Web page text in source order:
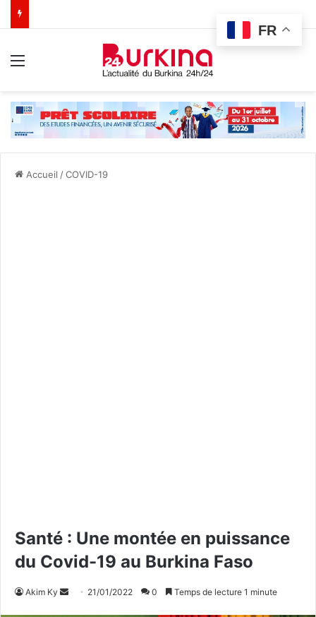
Accueil /COVID-19
Santé : Une montée en puissance
du Covid-19 au Burkina Faso
Akim Ky 21/01/2022 0 Temps de lecture 1 minute
FR